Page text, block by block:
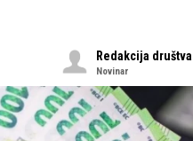
Redakcija društva
Novinar